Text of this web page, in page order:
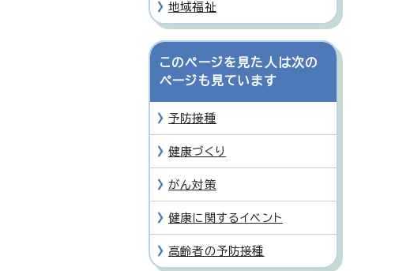
地域福祉
このページを見た人は次の
ページも見ています
予防接種
健康づくり
がん対策
健康に関するイベント
高齢者の予防接種